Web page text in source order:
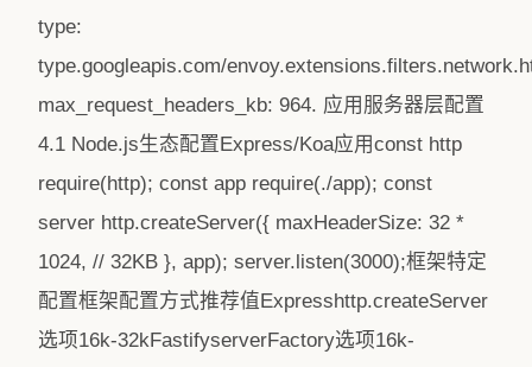
type:
type.googleapis.com/
max_request_headers_kb: 964. 应用服务器层配置
4.1 Node.js生态配置Express/Koa应用const http
require(http); const app require(./app); const
server http.createServer({ maxHeaderSize: 32 *
1024, // 32KB }, app); server.listen(3000);框架特定
配置框架配置方式推荐值Expresshttp.createServer
选项16k-32kFastifyserverFactory选项16k-